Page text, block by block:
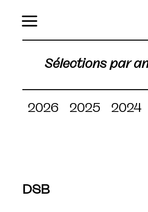
Sélections par
2026 2025 2024
DSB